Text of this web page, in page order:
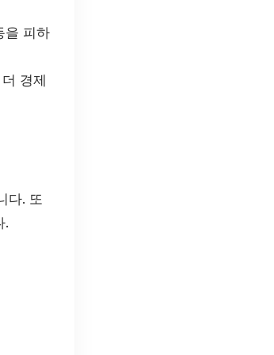
을 피하
경제
다. 또
.